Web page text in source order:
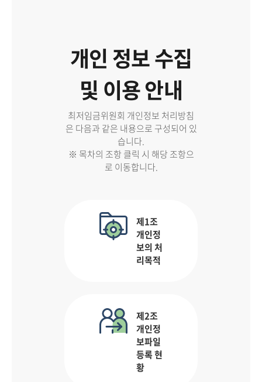
개인 정보 수집
및 이용 안내
최저임금위원회 개인정보 처리방침
은 다음과 같은 내용으로 구성되어 있
습니다.
※ 목차의 조항 클릭 시 해당 조항으
로 이동합니다.
제1조
개인정
보의 처
리목적
제2조
개인정
보파일
등록 현
황